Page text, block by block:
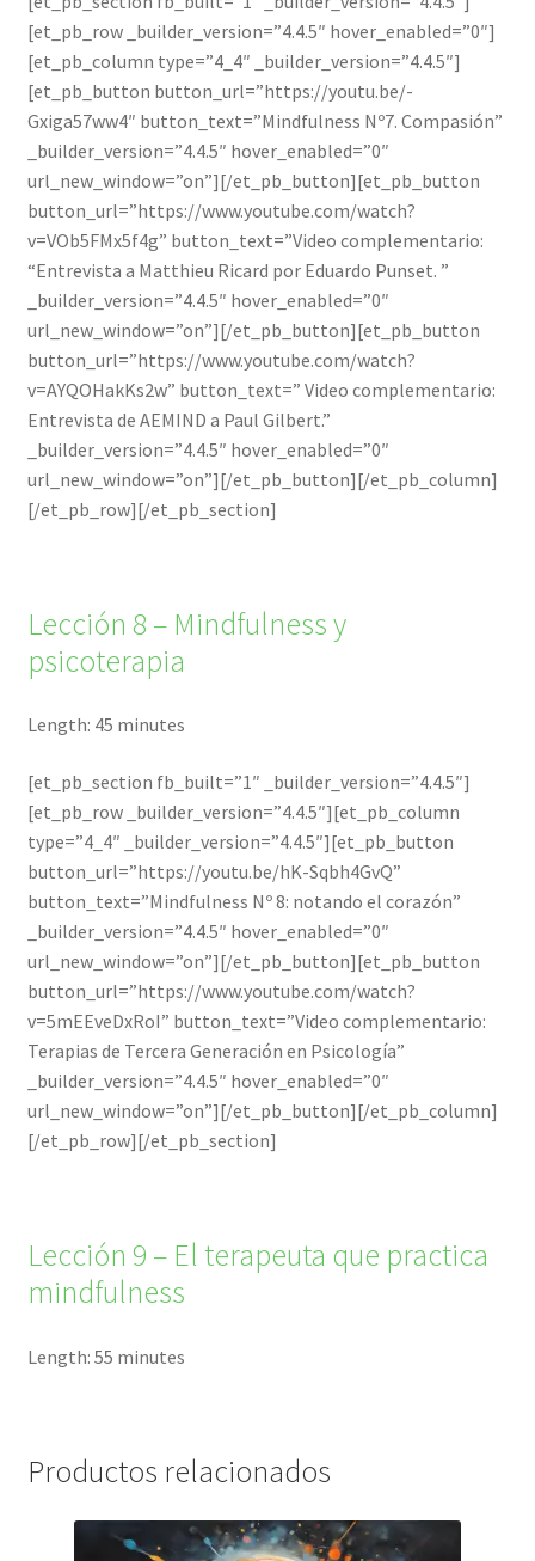
[et_pb_row _builder_version=”4.4.5″ hover_enabled=”0″]
[et_pb_column type=”4_4″ _builder_version=”4.4.5″]
[et_pb_button button_url=”https://youtu.be/-
Gxiga57ww4″ button_text=”Mindfulness Nº7. Compasión”
_builder_version=”4.4.5″ hover_enabled=”0″
url_new_window=”on”][/et_pb_button][et_pb_button
button_url=”https://www.youtube.com/watch?
v=VOb5FMx5f4g” button_text=”Video complementario:
“Entrevista a Matthieu Ricard por Eduardo Punset. ”
_builder_version=”4.4.5″ hover_enabled=”0″
url_new_window=”on”][/et_pb_button][et_pb_button
button_url=”https://www.youtube.com/watch?
v=AYQOHakKs2w” button_text=” Video complementario:
Entrevista de AEMIND a Paul Gilbert.”
_builder_version=”4.4.5″ hover_enabled=”0″
url_new_window=”on”][/et_pb_button][/et_pb_column]
[/et_pb_row][/et_pb_section]
Lección 8 – Mindfulness y
psicoterapia
Length: 45 minutes
[et_pb_section fb_built=”1″ _builder_version=”4.4.5″]
[et_pb_row _builder_version=”4.4.5″][et_pb_column
type=”4_4″ _builder_version=”4.4.5″][et_pb_button
button_url=”https://youtu.be/hK-Sqbh4GvQ”
button_text=”Mindfulness Nº 8: notando el corazón”
_builder_version=”4.4.5″ hover_enabled=”0″
url_new_window=”on”][/et_pb_button][et_pb_button
button_url=”https://www.youtube.com/watch?
v=5mEEveDxRoI” button_text=”Video complementario:
Terapias de Tercera Generación en Psicología”
_builder_version=”4.4.5″ hover_enabled=”0″
url_new_window=”on”][/et_pb_button][/et_pb_column]
[/et_pb_row][/et_pb_section]
Lección 9 – El terapeuta que practica
mindfulness
Length: 55 minutes
Productos relacionados